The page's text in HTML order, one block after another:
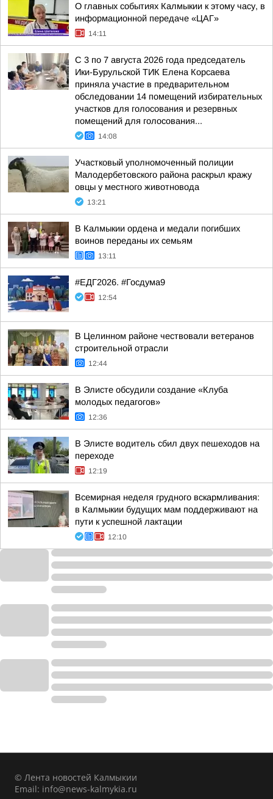
О главных событиях Калмыкии к этому часу, в
информационной передаче «ЦАГ»
14:11
С 3 по 7 августа 2026 года председатель
Ики-Бурульской ТИК Елена Корсаева
приняла участие в предварительном
обследовании 14 помещений избирательных
участков для голосования и резервных
помещений для голосования...
14:08
Участковый уполномоченный полиции
Малодербетовского района раскрыл кражу
овцы у местного животновода
13:21
В Калмыкии ордена и медали погибших
воинов переданы их семьям
13:11
#ЕДГ2026. #Госдума9
12:54
В Целинном районе чествовали ветеранов
строительной отрасли
12:44
В Элисте обсудили создание «Клуба
молодых педагогов»
12:36
В Элисте водитель сбил двух пешеходов на
переходе
12:19
Всемирная неделя грудного вскармливания:
в Калмыкии будущих мам поддерживают на
пути к успешной лактации
12:10
© Лента новостей Калмыкии
Email: info@news-kalmykia.ru